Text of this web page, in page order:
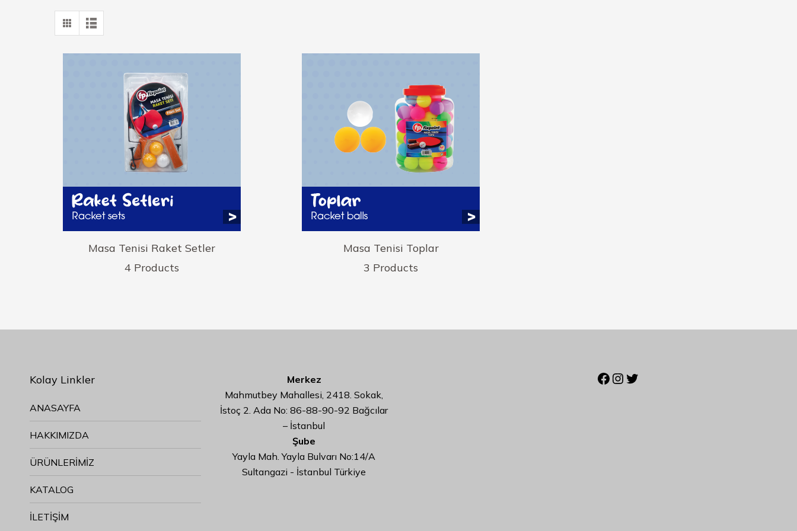
Masa Tenisi Raket Setler
4 Products
Masa Tenisi Toplar
3 Products
Kolay Linkler
ANASAYFA
HAKKIMIZDA
ÜRÜNLERİMİZ
KATALOG
İLETİŞİM
Merkez
Mahmutbey Mahallesi, 2418. Sokak,
İstoç 2. Ada No: 86-88-90-92 Bağcılar
– İstanbul
Şube
Yayla Mah. Yayla Bulvarı No:14/A
Sultangazi - İstanbul Türkiye